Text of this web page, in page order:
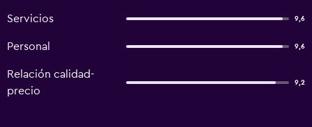
Servicios 9,6
Personal 9,6
Relación calidad-
precio
9,2